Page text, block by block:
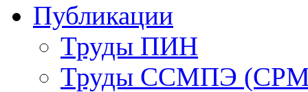
Публикации
Труды ПИН
Труды ССМПЭ